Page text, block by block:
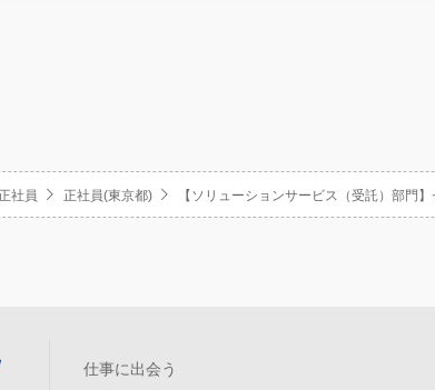
社員 正社員(東京都) 【ソリューションサービス（受託）部門
仕事に出会う